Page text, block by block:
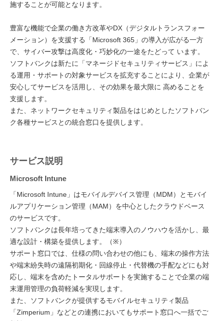
施することが可能となります。
豊富な機能で企業の働き方改革やDX（デジタルトランスフォー
メーション）を支援する「Microsoft 365」の導入が広がる一方
で、サイバー攻撃は高度化・巧妙化の一途をたどって います。
ソフトバンクは新たに「マネージドセキュリティサービス」によ
る運用・サポートの対象サービスを拡充することにより、企業が
安心してサービスを活用し、その効果を最大限に 高めることを
支援します。
また、ネットワークセキュリティ製品をはじめとしたソフトバン
ク各種サービスとの統合窓口を提供します。
サービス説明
Microsoft Intune
「Microsoft Intune」はモバイルデバイス管理（MDM）とモバイ
ルアプリケーション管理（MAM）を中心としたクラウドベース
のサービスです。
ソフトバンクは長年培ってきた端末導入のノウハウを活かし、最
適な設計・構築を提供します。（※）
サポート窓口では、仕様の問い合わせの他にも、端末の操作方法
や端末紛失時の遠隔初期化・回線停止・代替機の手配などにも対
応し、端末を含めたトータルサポートを実施することで企業の端
末運用管理の負荷軽減を実現します。
また、ソフトバンクが提供するモバイルセキュリティ製品
「Zimperium」などとの連携においてもサポート窓口へ一括でご